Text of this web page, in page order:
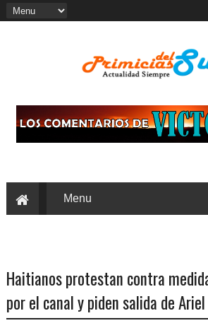
Haitianos protestan contra
por el canal y piden salida de